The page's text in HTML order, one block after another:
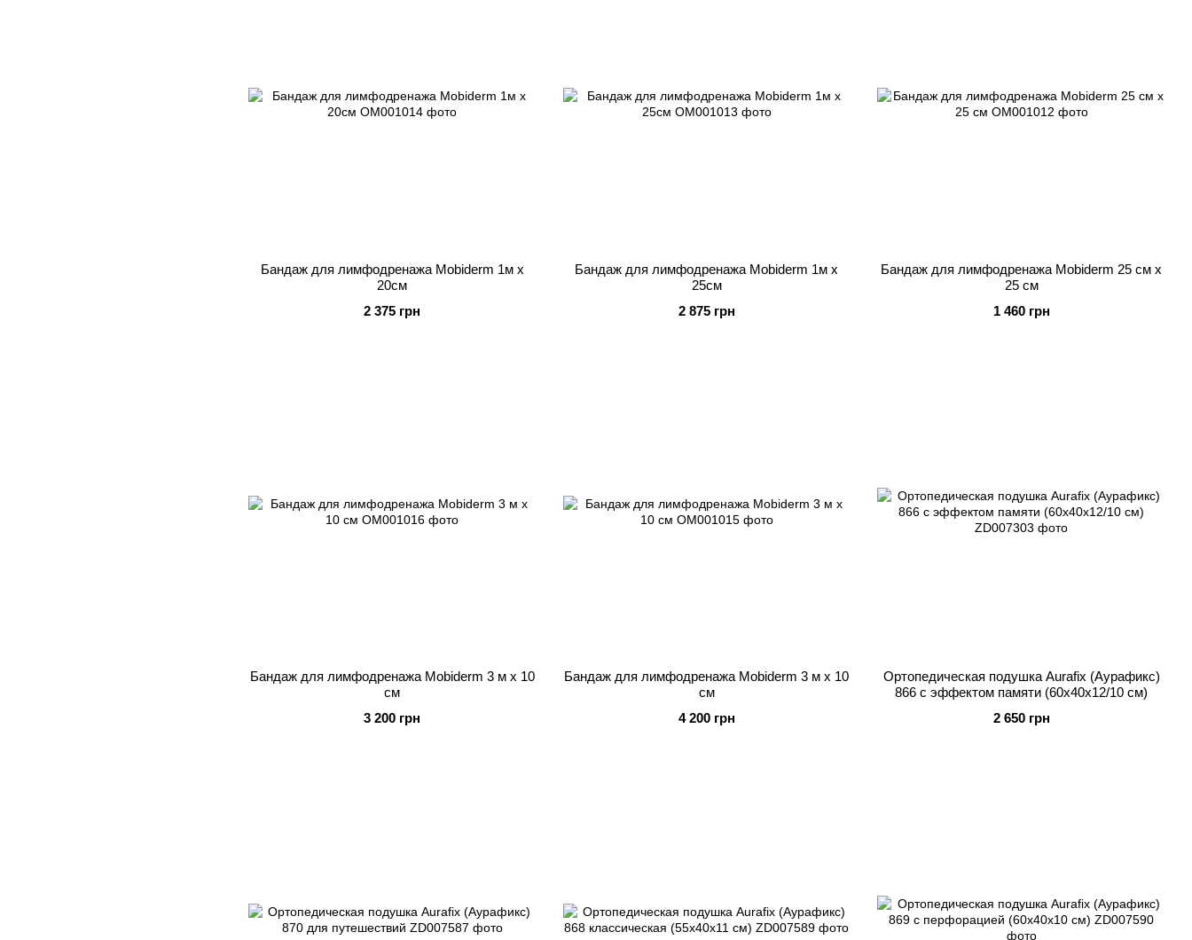
Бандаж для лимфодренажа Mobiderm 1м x
20см
2 375 грн
Бандаж для лимфодренажа Mobiderm 1м x
25см
2 875 грн
Бандаж для лимфодренажа Mobiderm 25 см x
25 см
1 460 грн
Бандаж для лимфодренажа Mobiderm 3 м х 10
см
3 200 грн
Бандаж для лимфодренажа Mobiderm 3 м х 10
см
4 200 грн
Ортопедическая подушка Aurafix (Аурафикс)
866 с эффектом памяти (60х40х12/10 см)
2 650 грн